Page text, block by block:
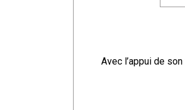
Avec l’appui de